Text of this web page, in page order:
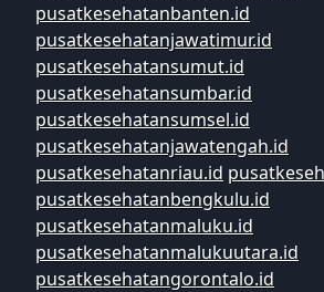
pusatkesehatanbanten.id
pusatkesehatanjawatimur.id
pusatkesehatansumut.id
pusatkesehatansumbar.id
pusatkesehatansumsel.id
pusatkesehatanjawatengah.id
pusatkesehatanriau.id
pusatkesehatanbengkulu.id
pusatkesehatanmaluku.id
pusatkesehatanmalukuutara.id
pusatkesehatangorontalo.id